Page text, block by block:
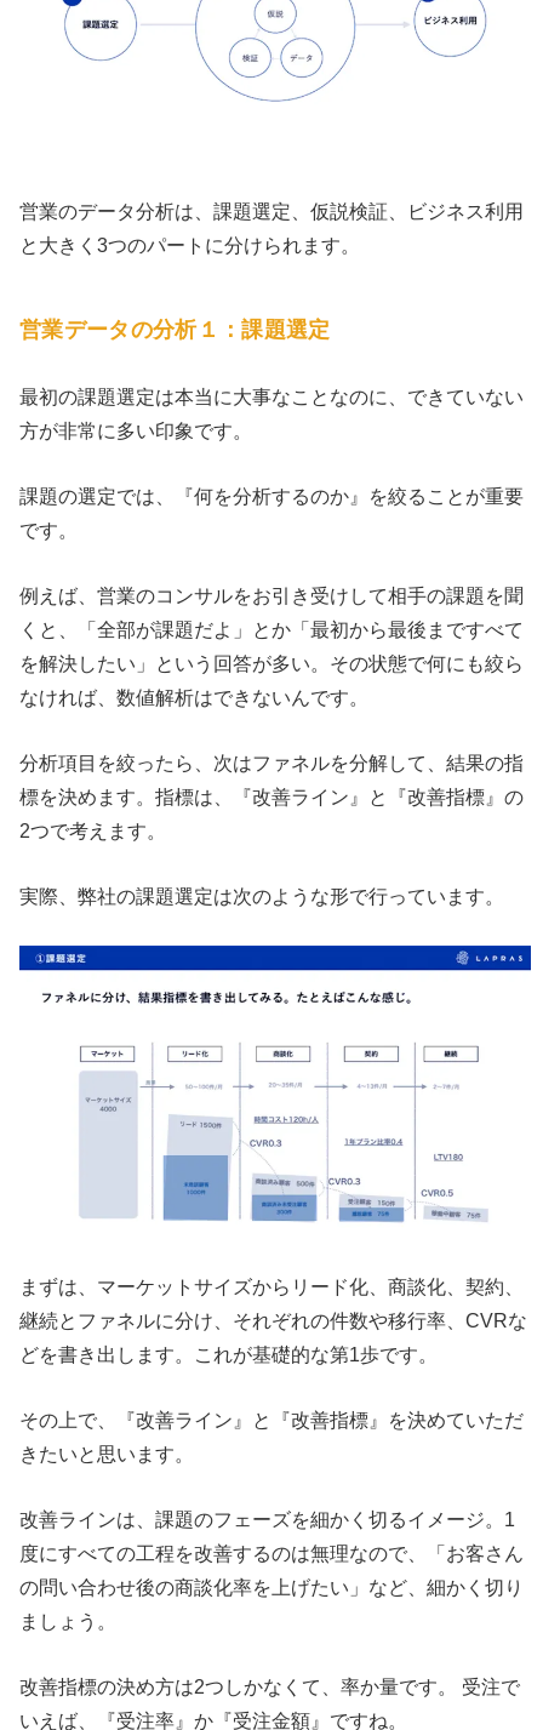
営業のデータ分析は、課題選定、仮説検証、ビジネス利用
と大きく3つのパートに分けられます。
営業データの分析１：課題選定
最初の課題選定は本当に大事なことなのに、できていない
方が非常に多い印象です。
課題の選定では、『何を分析するのか』を絞ることが重要
です。
例えば、営業のコンサルをお引き受けして相手の課題を聞
くと、「全部が課題だよ」とか「最初から最後まですべて
を解決したい」という回答が多い。その状態で何にも絞ら
なければ、数値解析はできないんです。
分析項目を絞ったら、次はファネルを分解して、結果の指
標を決めます。指標は、『改善ライン』と『改善指標』の
2つで考えます。
実際、弊社の課題選定は次のような形で行っています。
まずは、マーケットサイズからリード化、商談化、契約、
継続とファネルに分け、それぞれの件数や移行率、CVRな
どを書き出します。これが基礎的な第1歩です。
その上で、『改善ライン』と『改善指標』を決めていただ
きたいと思います。
改善ラインは、課題のフェーズを細かく切るイメージ。1
度にすべての工程を改善するのは無理なので、「お客さん
の問い合わせ後の商談化率を上げたい」など、細かく切り
ましょう。
改善指標の決め方は2つしかなくて、率か量です。 受注で
いえば、『受注率』か『受注金額』ですね。